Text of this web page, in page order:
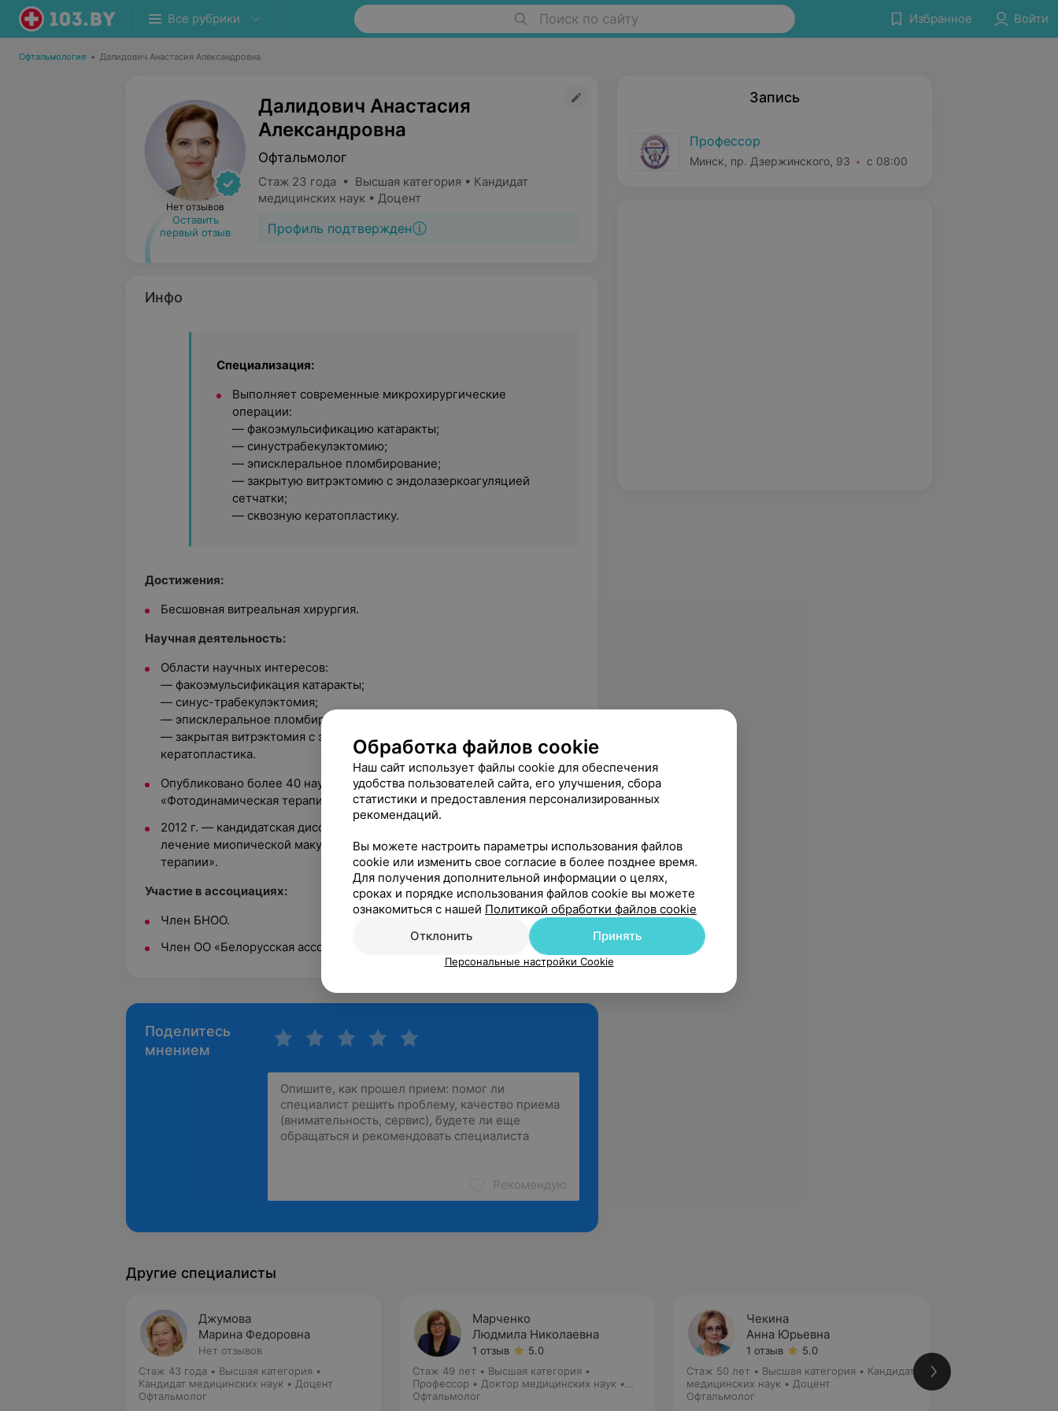
Все рубрики Поиск по сайту Избранное Войти
Офтальмология • Далидович Анастасия Александровна
Нет отзывов
Оставить
первый отзыв
Далидович Анастасия
Александровна
Офтальмолог
Стаж 23 года • Высшая категория • Кандидат
медицинских наук • Доцент
Профиль подтвержден
Инфо
Специализация:
Выполняет современные микрохирургические
операции:
— факоэмульсификацию катаракты;
— синустрабекулэктомию;
— эписклеральное пломбирование;
— закрытую витрэктомию с эндолазеркоагуляцией
сетчатки;
— сквозную кератопластику.
Достижения:
Бесшовная витреальная хирургия.
Научная деятельность:
Области научных интересов:
— факоэмульсификация катаракты;
— синус-трабекулэктомия;
— эписклеральное пломбирование;
— закрытая витрэктомия с эндолазеркоагуляцией сетчатки и сквозная
кератопластика.
Опубликовано более 40 научных работ, 1 монография
«Фотодинамическая терапия Фотолоном миопической макулопатии».
2012 г. — кандидатская диссертация по теме «Ранняя иагностика и
лечение миопической макулопатии с применением фотодинимической
терапии».
Участие в ассоциациях:
Член БНОО.
Член ОО «Белорусская ассоциация врачей».
Поделитесь
мнением
Рекомендую
Запись
Профессор
Минск, пр. Дзержинского, 93 с 08:00
Другие специалисты
Джумова
Марина Федоровна
Нет отзывов
Стаж 43 года • Высшая категория •
Кандидат медицинских наук • Доцент
Офтальмолог
Марченко
Людмила Николаевна
1 отзыв
5.0
Стаж 49 лет • Высшая категория •
Профессор • Доктор медицинских наук •
Зав. кафедрой
Офтальмолог
Чекина
Анна Юрьевна
1 отзыв
5.0
Стаж 50 лет • Высшая категория • Кандидат
медицинских наук • Доцент
Офтальмолог
Обработка файлов cookie
Наш сайт использует файлы cookie для обеспечения
удобства пользователей сайта, его улучшения, сбора
статистики и предоставления персонализированных
рекомендаций.
Вы можете настроить параметры использования файлов
cookie или изменить свое согласие в более позднее время.
Для получения дополнительной информации о целях,
сроках и порядке использования файлов cookie вы можете
ознакомиться с нашей Политикой обработки файлов cookie
Отклонить
Принять
Персональные настройки Cookie